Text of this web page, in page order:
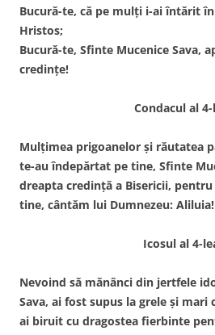
Bucură-te, că pe mulți i-ai întărit
Hristos;
Bucură-te, Sfinte Mucenice Sava,
credințe!
Condacul al 4-
Mulțimea prigoanelor și răutatea
te-au îndepărtat pe tine, Sfinte
dreapta credință a Bisericii,
tine, cântăm lui Dumnezeu: Aliluia!
Icosul al 4-
Nevoind să mănânci din jertfele
Sava, ai fost supus la grele și mari
ai biruit cu dragostea fierbinte